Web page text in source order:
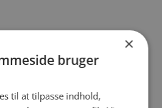
kiste
×
bruger
til at tilpasse indhold,